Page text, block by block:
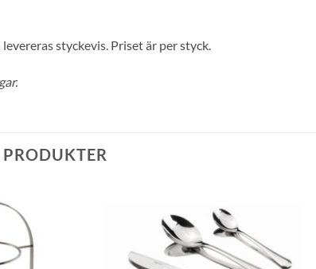
styckevis. Priset är per styck.
önskelistan
önskelistan